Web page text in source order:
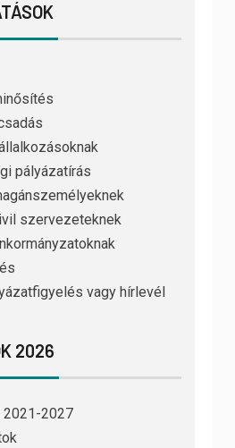
pályázatírás
szervezeteknek
vagy hírlevél
2026
2021-2027